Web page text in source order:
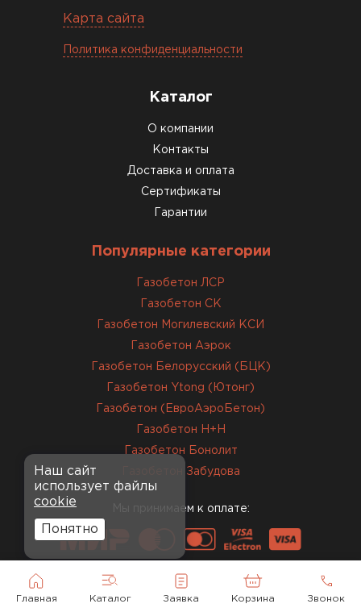
Главная Каталог Заявка Корзина Звонок
Карта сайта
Политика конфиденциальности
Каталог
О компании
Контакты
Доставка и оплата
Сертификаты
Гарантии
Популярные категории
Газобетон ЛСР
Газобетон СК
Газобетон Могилевский КСИ
Газобетон Аэрок
Газобетон Белорусский (БЦК)
Газобетон Ytong (Ютонг)
Газобетон (ЕвроАэроБетон)
Газобетон H+H
Газобетон Бонолит
Газобетон Забудова
Мы принимаем к оплате:
Наш сайт
использует файлы
cookie
Понятно